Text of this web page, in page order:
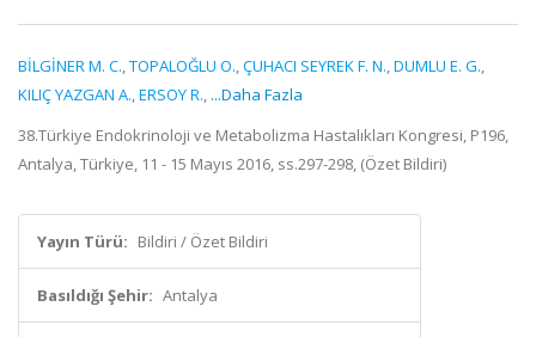
BİLGİNER M. C.,TOPALOĞLU O.,ÇUHACI SEYREK F. N.,DUMLU E. G.,
KILIÇ YAZGAN A.,ERSOY R., ...Daha Fazla
38.Türkiye Endokrinoloji ve Metabolizma Hastalıkları Kongresi, P196,
Antalya, Türkiye, 11 - 15 Mayıs 2016, ss.297-298, (Özet Bildiri)
Yayın Türü: Bildiri / Özet Bildiri
Basıldığı Şehir: Antalya